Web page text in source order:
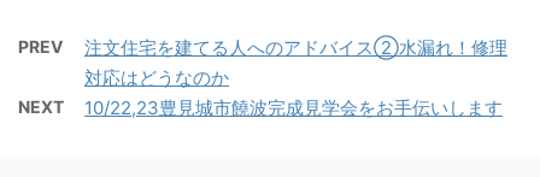
PREV
注文住宅を建てる人へのアドバイス②水漏れ！修理
対応はどうなのか
NEXT 10/22,23豊見城市饒波完成見学会をお手伝いします